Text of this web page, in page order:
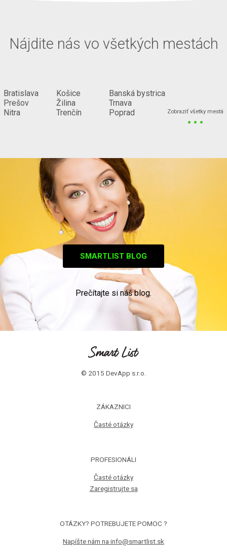
Nájdite nás vo všetkých mestách
Bratislava
Prešov
Nitra
Košice
Žilina
Trenčín
Banská bystrica
Trnava
Poprad
Zobraziť všetky mestá
...
SMARTLIST BLOG
Prečítajte si náš blog.
© 2015 DevApp s.r.o.
ZÁKAZNICI
Časté otázky
PROFESIONÁLI
Časté otázky
Zaregistrujte sa
OTÁZKY? POTREBUJETE POMOC ?
Napíšte nám na info@smartlist.sk